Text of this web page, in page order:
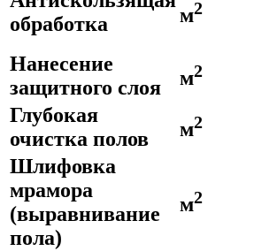
обработка
м2
Нанесение
защитного слоя
м2
Глубокая
очистка полов
м2
Шлифовка
мрамора
(выравнивание
пола)
м2